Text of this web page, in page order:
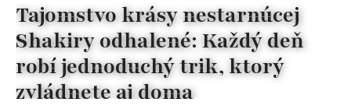
Tajomstvo krásy nestarnúcej
Shakiry odhalené: Každý deň
robí jednoduchý trik, ktorý
zvládnete aj doma